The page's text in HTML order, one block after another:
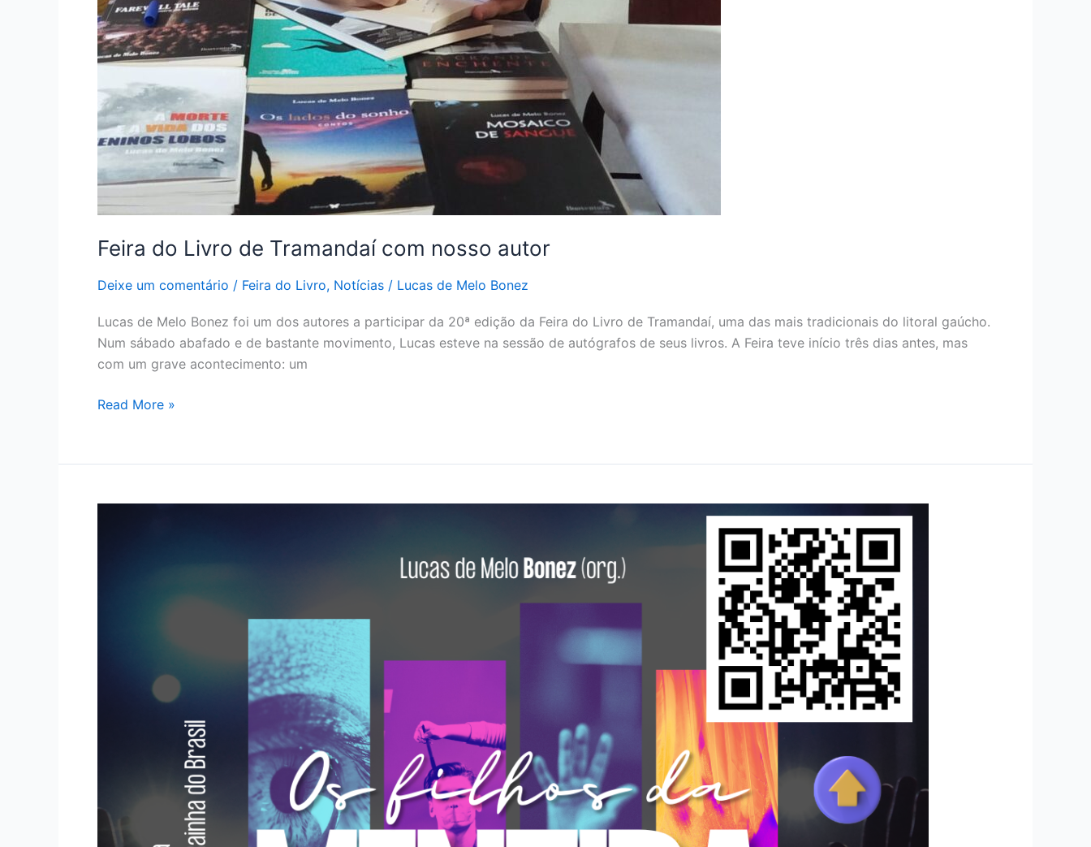
Feira do Livro de Tramandaí com nosso autor
Deixe um comentário / Feira do Livro, Notícias / Lucas de Melo Bonez
Lucas de Melo Bonez foi um dos autores a participar da 20ª edição da Feira do Livro de Tramandaí, uma das mais tradicionais do litoral gaúcho.
Num sábado abafado e de bastante movimento, Lucas esteve na sessão de autógrafos de seus livros. A Feira teve início três dias antes, mas
com um grave acontecimento: um
Read More »